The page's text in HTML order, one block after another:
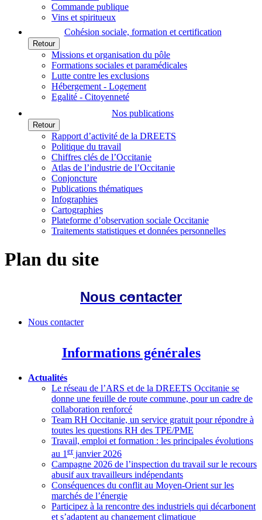
Commande publique
Vins et spiritueux
Cohésion sociale, formation et certification
Retour
Missions et organisation du pôle
Formations sociales et paramédicales
Lutte contre les exclusions
Hébergement - Logement
Egalité - Citoyenneté
Nos publications
Retour
Rapport d’activité de la DREETS
Politique du travail
Chiffres clés de l’Occitanie
Atlas de l’industrie de l’Occitanie
Conjoncture
Publications thématiques
Infographies
Cartographies
Plateforme d’observation sociale Occitanie
Traitements statistiques et données personnelles
Plan du site
Nous contacter
Nous contacter
Informations générales
Actualités
Le réseau de l’ARS et de la DREETS Occitanie se
donne une feuille de route commune, pour un cadre de
collaboration renforcé
Team RH Occitanie, un service gratuit pour répondre à
toutes les questions RH des TPE/PME
Travail, emploi et formation : les principales évolutions
au 1 erjanvier 2026
Campagne 2026 de l’inspection du travail sur le recours
abusif aux travailleurs indépendants
Conséquences du conflit au Moyen-Orient sur les
marchés de l’énergie
Participez à la rencontre des industriels qui décarbonent
et s’adaptent au changement climatique